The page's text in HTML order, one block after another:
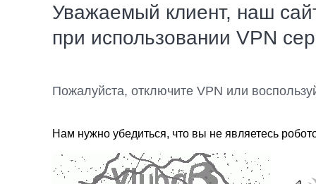
Уважаемый клиент, наш
при использовании VPN
Пожалуйста, отключите VPN или
Нам нужно убедиться, что вы не являетесь